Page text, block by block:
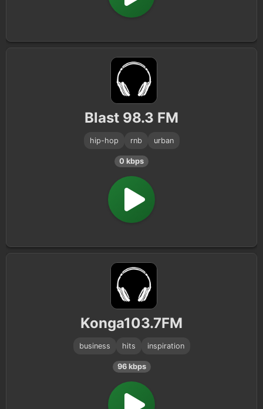
Blast 98.3 FM
hip-hop rnb urban
0 kbps
Konga103.7FM
business hits inspiration
96 kbps